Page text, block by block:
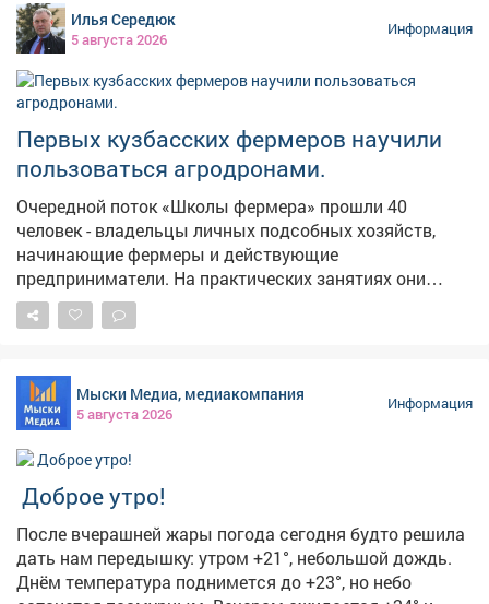
Илья Середюк
5 августа 2026
Информация
Первых кузбасских фермеров научили
пользоваться агродронами.
Очередной поток «Школы фермера» прошли 40
человек - владельцы личных подсобных хозяйств,
начинающие фермеры и действующие
предприниматели. На практических занятиях они
выезжали в поля, пилотировали беспилотники,
настраивали оборудование, учились составлять
группа сельскохозяйственных предпринимателей
изучала технологии агротуризма. Развитие сельского
хозяйства - одно из стратегических приоритетов для
экономики Кузбасса. Программа «Школа фермера»
открывает новые возможности для всех, кто
заинтересован в работе на земле. Успех каждого
укрепление продовольственной безопасности,
повышение экономической устойчивости всего
региона.
Мыски Медиа, медиакомпания
5 августа 2026
Информация
Доброе утро!
После вчерашней жары погода сегодня будто решила
дать нам передышку: утром +21°, небольшой дождь.
Днём температура поднимется до +23°, но небо